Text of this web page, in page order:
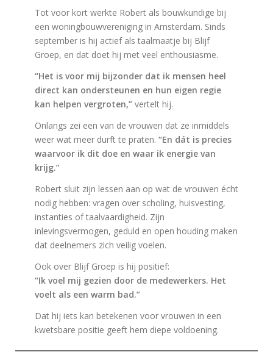
Tot voor kort werkte Robert als bouwkundige bij
een woningbouwvereniging in Amsterdam. Sinds
september is hij actief als taalmaatje bij Blijf
Groep, en dat doet hij met veel enthousiasme.
“Het is voor mij bijzonder dat ik mensen heel
direct kan ondersteunen en hun eigen regie
kan helpen vergroten,”vertelt hij.
Onlangs zei een van de vrouwen dat ze inmiddels
weer wat meer durft te praten. “En dát is precies
waarvoor ik dit doe en waar ik energie van
krijg.”
Robert sluit zijn lessen aan op wat de vrouwen écht
nodig hebben: vragen over scholing, huisvesting,
instanties of taalvaardigheid. Zijn
inlevingsvermogen, geduld en open houding maken
dat deelnemers zich veilig voelen.
Ook over Blijf Groep is hij positief:
“Ik voel mij gezien door de medewerkers. Het
voelt als een warm bad.”
Dat hij iets kan betekenen voor vrouwen in een
kwetsbare positie geeft hem diepe voldoening.